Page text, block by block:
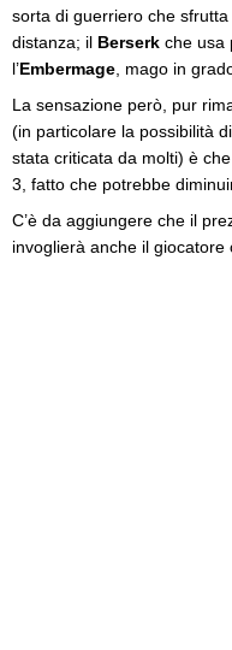
sorta di guerriero che sfrutta
distanza; il Berserk che usa
l’Embermage , mago in
La sensazione però, pur
(in particolare la possibilità
stata criticata da molti) è
3, fatto che potrebbe
C’è da aggiungere che il
invoglierà anche il